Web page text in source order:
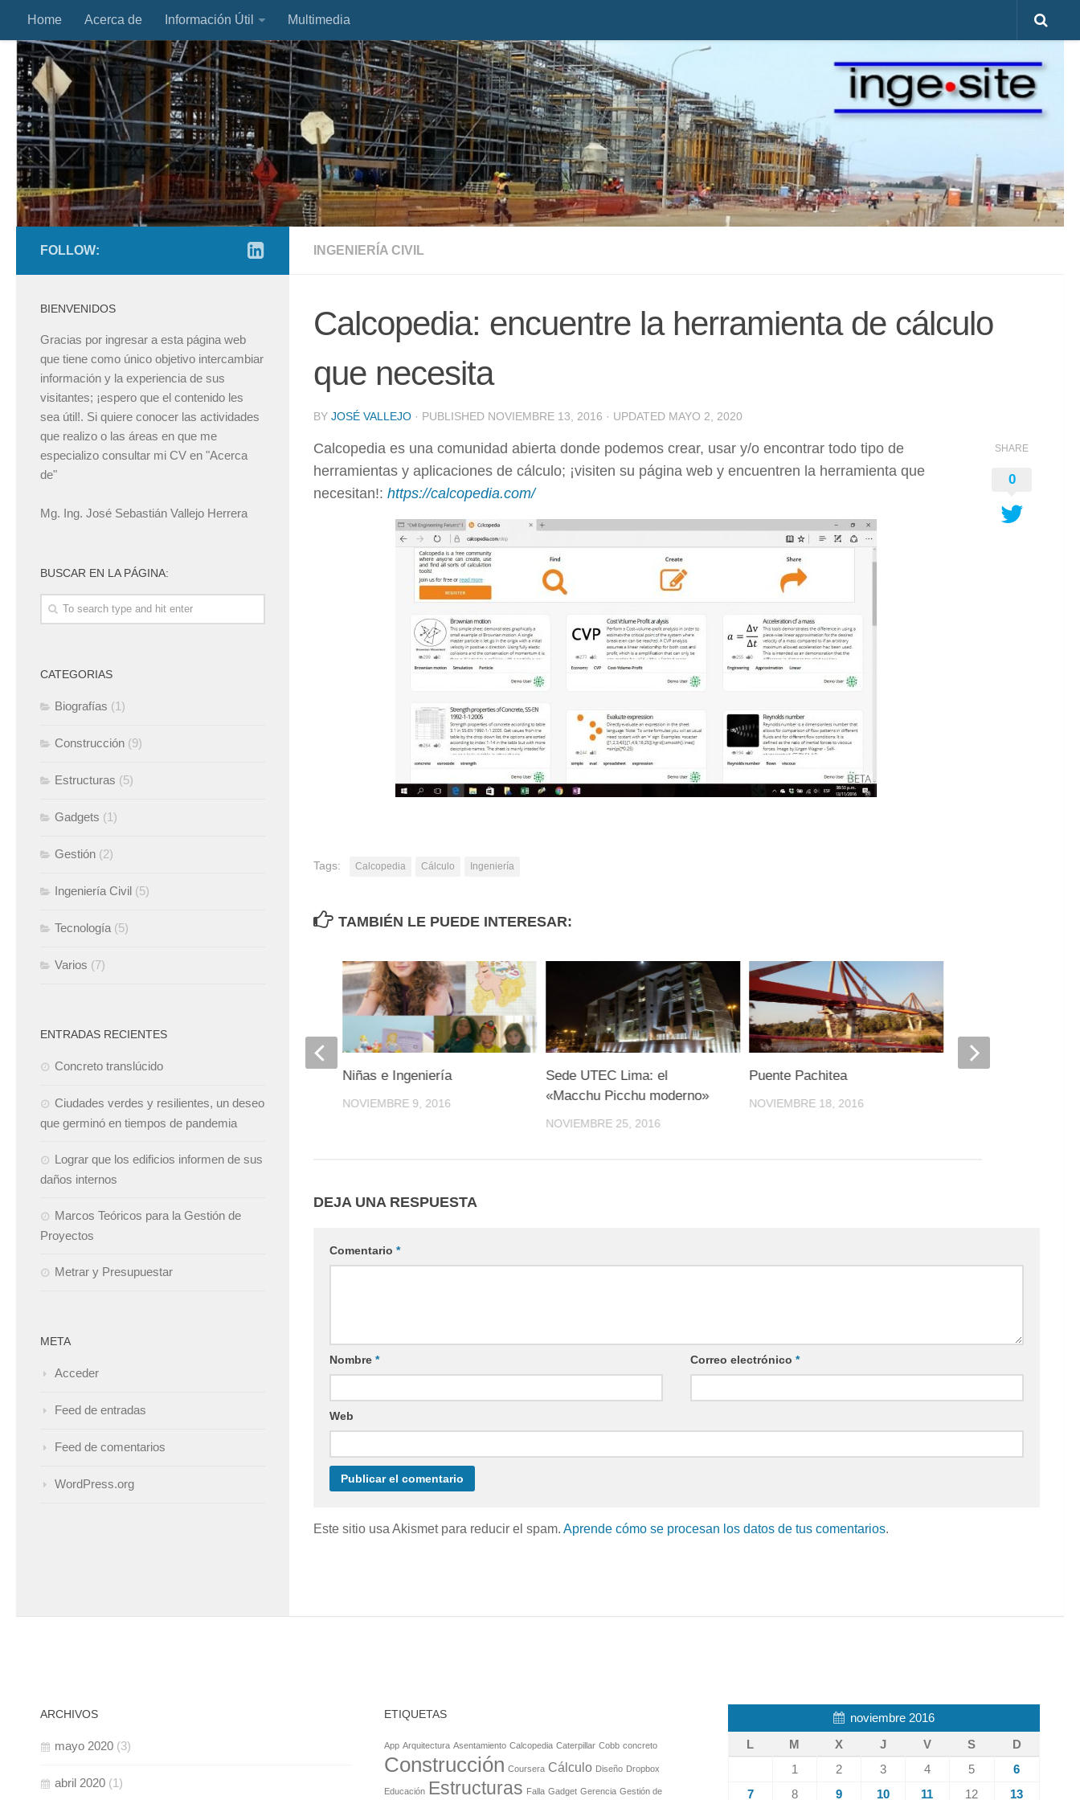
Home Acerca de Información Útil Multimedia
INGENIERÍA CIVIL
Calcopedia: encuentre la herramienta de cálculo
que necesita
BY JOSÉ VALLEJO · PUBLISHED NOVIEMBRE 13, 2016 · UPDATED MAYO 2, 2020
Calcopedia es una comunidad abierta donde podemos crear, usar y/o encontrar todo tipo de
herramientas y aplicaciones de cálculo; ¡visiten su página web y encuentren la herramienta que
necesitan!: https://calcopedia.com/
SHARE
0
Tags: Calcopedia Cálculo Ingeniería
TAMBIÉN LE PUEDE INTERESAR:
Sede UTEC Lima: el
«Macchu Picchu moderno»
NOVIEMBRE 25, 2016
Puente Pachitea
NOVIEMBRE 18, 2016
La «Torre Inclinada de San
Francisco»: Millennium Tower
NOVIEMBRE 13, 2016
Niñas e Ingeniería
NOVIEMBRE 9, 2016
DEJA UNA RESPUESTA
Comentario *
Nombre * Correo electrónico*
Web
Este sitio usa Akismet para reducir el spam. Aprende cómo se procesan los datos de tus comentarios.
FOLLOW:
BIENVENIDOS
Gracias por ingresar a esta página web
que tiene como único objetivo intercambiar
información y la experiencia de sus
visitantes; ¡espero que el contenido les
sea útil!. Si quiere conocer las actividades
que realizo o las áreas en que me
especializo consultar mi CV en "Acerca
de"
Mg. Ing. José Sebastián Vallejo Herrera
BUSCAR EN LA PÁGINA:
CATEGORIAS
Biografías (1)
Construcción (9)
Estructuras (5)
Gadgets (1)
Gestión (2)
Ingeniería Civil (5)
Tecnología (5)
Varios (7)
ENTRADAS RECIENTES
Concreto translúcido
Ciudades verdes y resilientes, un deseo
que germinó en tiempos de pandemia
Lograr que los edificios informen de sus
daños internos
Marcos Teóricos para la Gestión de
Proyectos
Metrar y Presupuestar
META
Acceder
Feed de entradas
Feed de comentarios
WordPress.org
ARCHIVOS
mayo 2020 (3)
abril 2020 (1)
ETIQUETAS
App Arquitectura Asentamiento Calcopedia Caterpillar Cobb concreto
Construcción Coursera Cálculo Diseño Dropbox
Educación Estructuras Falla Gadget Gerencia Gestión de
noviembre 2016
L
M X J V S
D
1
2 3 4 5
6
7
8 9 10 11 12 13